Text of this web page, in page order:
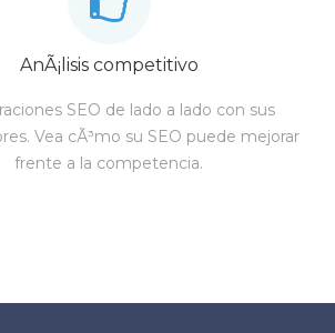
AnÃ¡lisis competitivo
SEO de lado a lado con sus
Vea cÃ³mo su SEO puede mejorar
frente a la competencia.